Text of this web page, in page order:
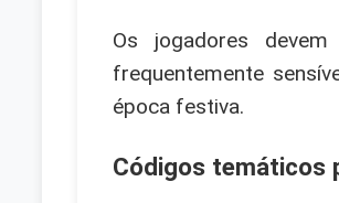
Os jogadores
frequentemente
época festiva.
Códigos temáticos